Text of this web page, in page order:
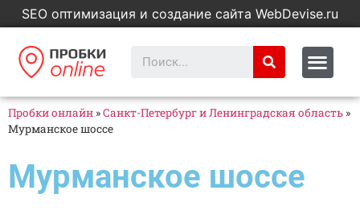
SEO оптимизация и создание сайта WebDevise.ru
Пробки онлайн »Санкт-Петербург и Ленинградская область »
Мурманское шоссе
Мурманское шоссе